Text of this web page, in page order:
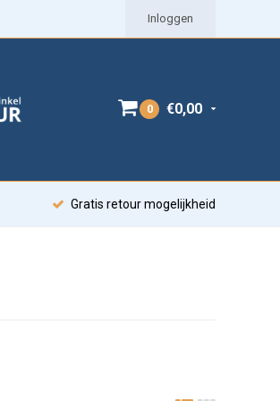
Inloggen
0 €0,00
Gratis retour mogelijkheid